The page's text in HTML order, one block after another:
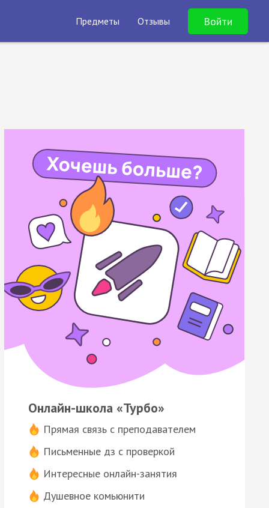
Предметы Отзывы Войти
Онлайн-школа «Турбо»
Прямая связь с преподавателем
Письменные дз с проверкой
Интересные онлайн-занятия
Душевное комьюнити